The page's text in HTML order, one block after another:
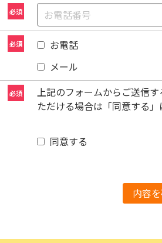
必須
必須
お電話
メール
必須 上記のフォームからご送信
ただける場合は「同意する
同意する